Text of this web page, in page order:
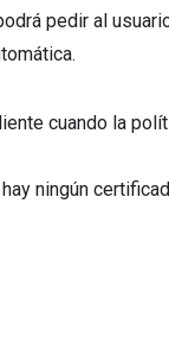
pedir al
cuando la
ningún